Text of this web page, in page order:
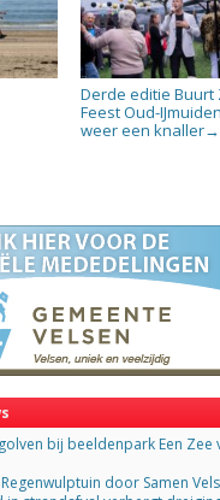
Derde editie Buurt
Feest Oud-
weer een knaller→
bij beeldenpark Een Zee
door Samen